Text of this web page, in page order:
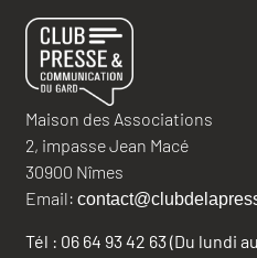
Maison des Associations
2, impasse Jean Macé
30900 Nîmes
Email:
Tél : 06 64 93 42 63 (Du lundi